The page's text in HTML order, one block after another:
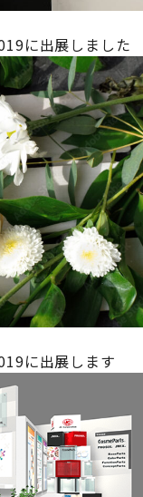
に出展しました
に出展します